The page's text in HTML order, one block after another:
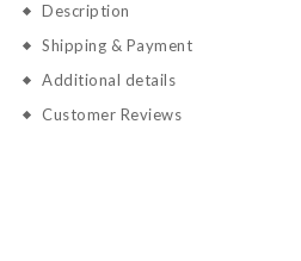
Description
Shipping & Payment
Additional details
Customer Reviews